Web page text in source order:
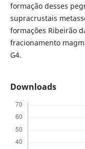
formação desses
supracrustais
formações Ribeirão
fracionamento
G4.
Downloads